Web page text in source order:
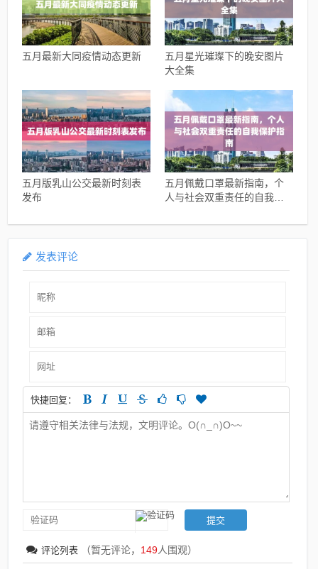
五月最新大同疫情动态更新
五月星光璀璨下的晚安图片
大全集
五月版乳山公交最新时刻表
发布
五月佩戴口罩最新指南，个
人与社会双重责任的自我保
发表评论
快捷回复：
评论列表 （暂无评论， 149人围观）